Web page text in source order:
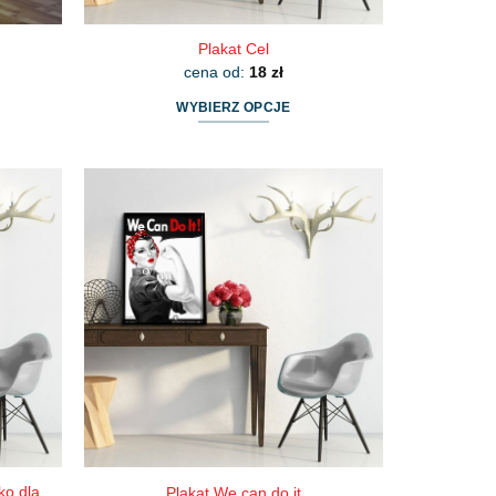
Plakat Cel
cena od: 18 zł
WYBIERZ OPCJE
wiele
wariantów.
można
wybrać
stronie
produktu
dla
Plakat We can do it